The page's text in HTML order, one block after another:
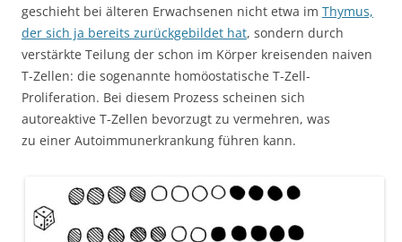
geschieht bei älteren Erwachsenen nicht etwa im Thymus,
der sich ja bereits zurückgebildet hat, sondern durch
verstärkte Teilung der schon im Körper kreisenden naiven
T-Zellen: die sogenannte homöostatische T-Zell-
Proliferation. Bei diesem Prozess scheinen sich
autoreaktive T-Zellen bevorzugt zu vermehren, was
zu einer Autoimmunerkrankung führen kann.